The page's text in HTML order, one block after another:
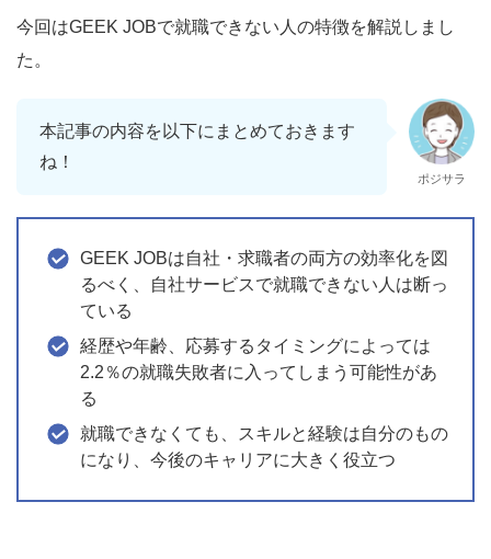
今回はGEEK JOBで就職できない人の特徴を解説しまし
た。
本記事の内容を以下にまとめておきます
ね！
ポジサラ
GEEK JOBは自社・求職者の両方の効率化を図
るべく、自社サービスで就職できない人は断っ
ている
経歴や年齢、応募するタイミングによっては
2.2％の就職失敗者に入ってしまう可能性があ
る
就職できなくても、スキルと経験は自分のもの
になり、今後のキャリアに大きく役立つ